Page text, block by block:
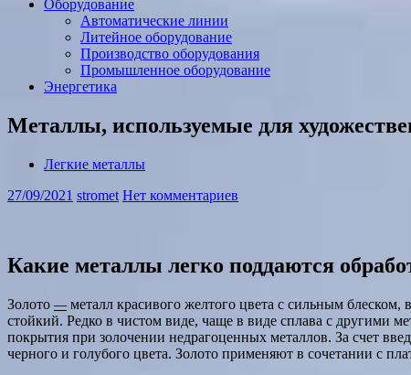
Оборудование
Автоматические линии
Литейное оборудование
Производство оборудования
Промышленное оборудование
Энергетика
Металлы, используемые для
Легкие металлы
27/09/2021 stromet Нет комментариев
Какие металлы легко поддаются
Золото —металл красивого желтого цвета с сильным
стойкий. Редко в чистом виде, чаще в виде сплава с другими
покрытия при золочении недрагоценных металлов. За счет
черного и голубого цвета. Золото применяют в сочетании с